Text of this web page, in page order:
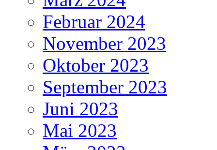
Februar 2024
November 2023
Oktober 2023
September 2023
Juni 2023
Mai 2023